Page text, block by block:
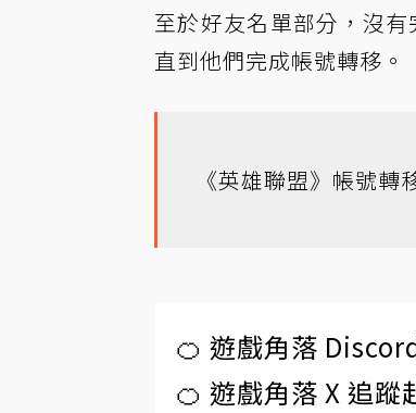
至於好友名單部分，沒
直到他們完成帳號轉移。
《英雄聯盟》帳號轉
🍊 遊戲角落
🍊 遊戲角落 X 追蹤